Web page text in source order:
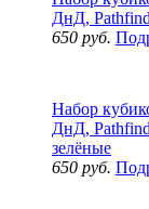
ДнД,
650 руб.
Набор
ДнД,
зелёные
650 руб.